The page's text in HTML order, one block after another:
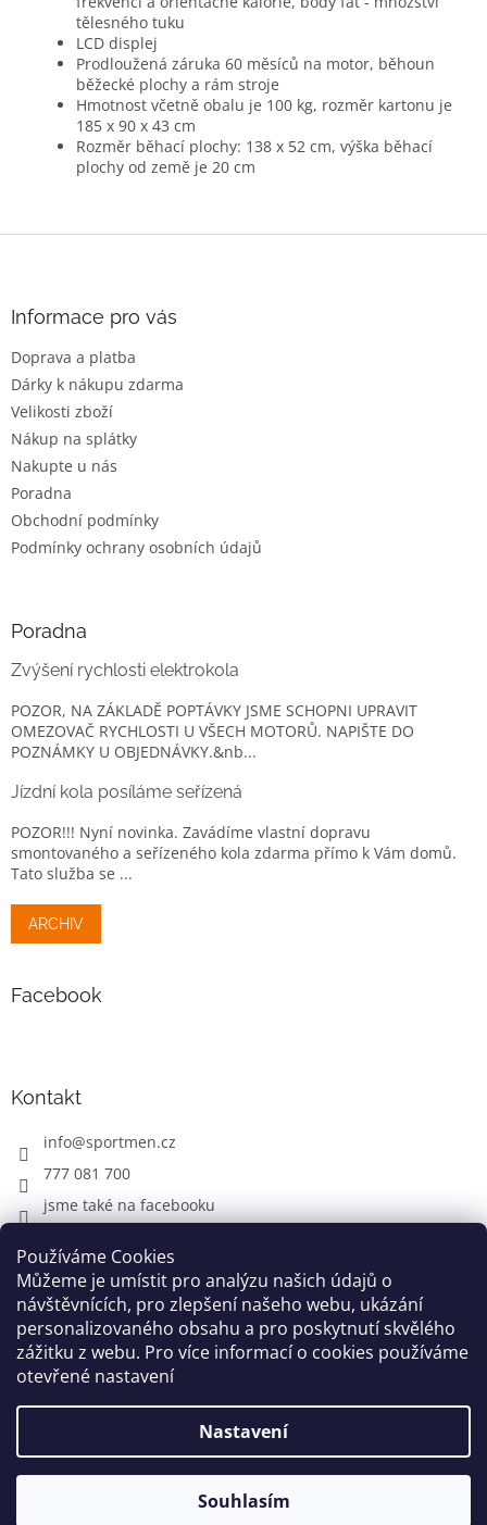
Používáme Cookies
Můžeme je umístit pro analýzu našich údajů o
návštěvnících, pro zlepšení našeho webu, ukázání
personalizovaného obsahu a pro poskytnutí skvělého
zážitku z webu. Pro více informací o cookies používáme
otevřené nastavení
Nastavení
Souhlasím
tělesného tuku
LCD displej
Prodloužená záruka 60 měsíců na motor, běhoun
běžecké plochy a rám stroje
Hmotnost včetně obalu je 100 kg, rozměr kartonu je
185 x 90 x 43 cm
Rozměr běhací plochy: 138 x 52 cm, výška běhací
plochy od země je 20 cm
Informace pro vás
Doprava a platba
Dárky k nákupu zdarma
Velikosti zboží
Nákup na splátky
Nakupte u nás
Poradna
Obchodní podmínky
Podmínky ochrany osobních údajů
Poradna
Zvýšení rychlosti elektrokola
POZOR, NA ZÁKLADĚ POPTÁVKY JSME SCHOPNI UPRAVIT
OMEZOVAČ RYCHLOSTI U VŠECH MOTORŮ. NAPIŠTE DO
POZNÁMKY U OBJEDNÁVKY.&nb...
Jízdní kola posíláme seřízená
POZOR!!! Nyní novinka. Zavádíme vlastní dopravu
smontovaného a seřízeného kola zdarma přímo k Vám domů.
Tato služba se ...
ARCHIV
Facebook
Kontakt
info@sportmen.cz
777 081 700
jsme také na facebooku
CYKLO OBLEČENÍ
Copyright 2026www.sportmen.cz. Všechna práva
vyhrazena.